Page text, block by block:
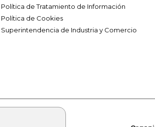
Política de Tratamiento de Información
Política de Cookies
Superintendencia de Industria y Comercio